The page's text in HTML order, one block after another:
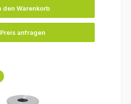
den Warenkorb
Preis anfragen